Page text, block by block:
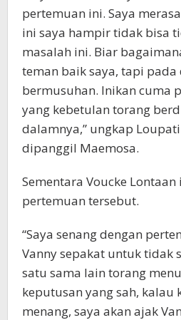
pertemuan ini. Saya
ini saya hampir tidak bisa
masalah ini. Biar
teman baik saya, tapi
bermusuhan. Inikan cuma
yang kebetulan torang
dalamnya,” ungkap
dipanggil Maemosa.
Sementara Voucke
pertemuan tersebut.
“Saya senang dengan
Vanny sepakat untuk tidak
satu sama lain torang
keputusan yang sah, kalau
menang, saya akan ajak